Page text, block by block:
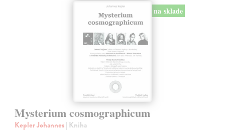
na sklade
Mysterium cosmographicum
Kepler Johannes| Kniha